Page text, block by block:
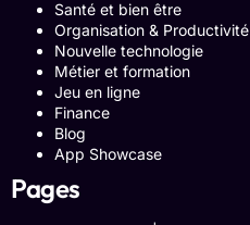
Santé et bien être
Organisation & Productivité
Nouvelle technologie
Métier et formation
Jeu en ligne
Finance
Blog
App Showcase
Pages